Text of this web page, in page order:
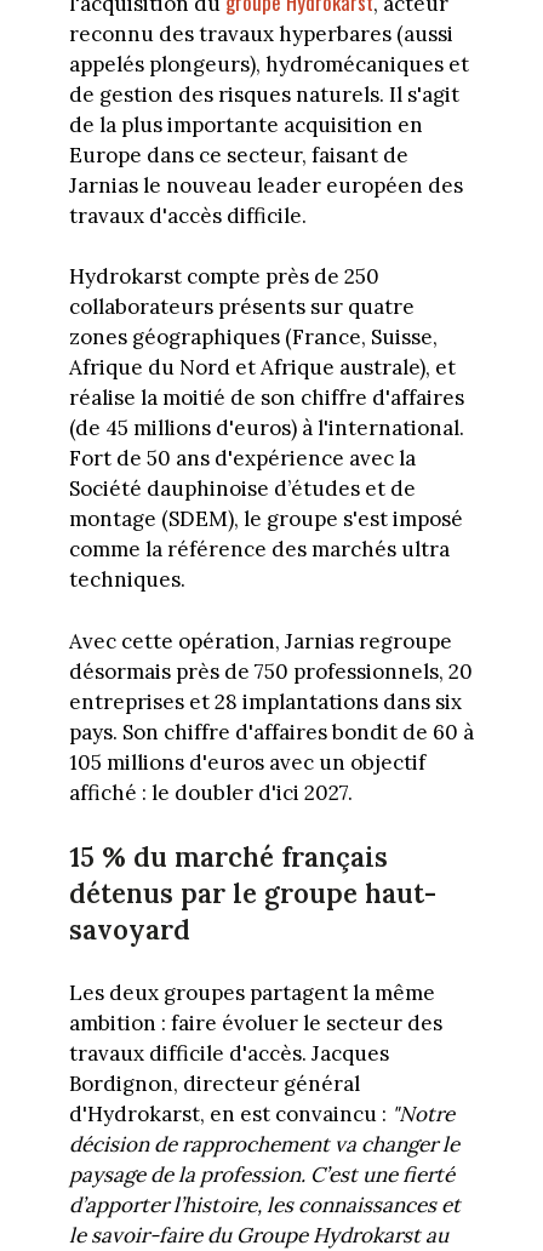
reconnu des travaux hyperbares (aussi
appelés plongeurs), hydromécaniques et
de gestion des risques naturels. Il s'agit
de la plus importante acquisition en
Europe dans ce secteur, faisant de
Jarnias le nouveau leader européen des
travaux d'accès difficile.
Hydrokarst compte près de 250
collaborateurs présents sur quatre
zones géographiques (France, Suisse,
Afrique du Nord et Afrique australe), et
réalise la moitié de son chiffre d'affaires
(de 45 millions d'euros) à l'international.
Fort de 50 ans d'expérience avec la
Société dauphinoise d’études et de
montage (SDEM), le groupe s'est imposé
comme la référence des marchés ultra
techniques.
Avec cette opération, Jarnias regroupe
désormais près de 750 professionnels, 20
entreprises et 28 implantations dans six
pays. Son chiffre d'affaires bondit de 60 à
105 millions d'euros avec un objectif
affiché : le doubler d'ici 2027.
15 % du marché français
détenus par le groupe haut-
savoyard
Les deux groupes partagent la même
ambition : faire évoluer le secteur des
travaux difficile d'accès. Jacques
Bordignon, directeur général
d'Hydrokarst, en est convaincu : "Notre
décision de rapprochement va changer le
paysage de la profession. C’est une fierté
d’apporter l’histoire, les connaissances et
le savoir-faire du Groupe Hydrokarst au